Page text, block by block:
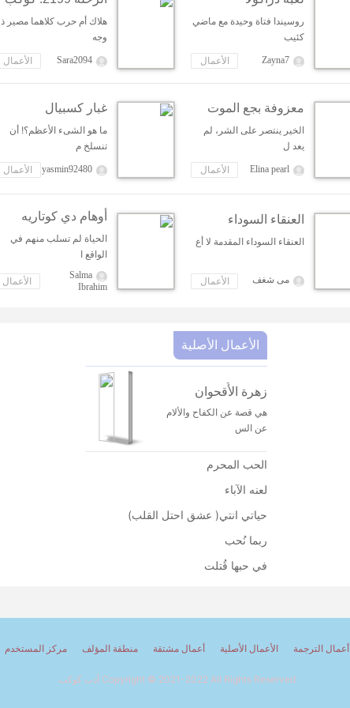
روسيندا فتاة وحيدة مع ماضي
كئيب
Zayna7
الأعمال
مقبرة الكونهلاك أم حرب كلاهما مصير
وجه
Sara2094
الأعمال
معزوفة بجع الموت
الخير ينتصر على الشر، لم
يعد ل
Elina pearl
الأعمال
غبار كسبيال
ما هو الشىء الأعظم؟! أن
تنسلخ م
yasmin92480
الأعمال
العنقاء السوداء
العنقاء السوداء المقدمة لا أع
مى شغف
الأعمال
أوهام دي كوتاريه
الحياة لم تسلب منهم في
الواقع ا
Salma
Ibrahim
الأعمال
الأعمال الأصلية
زهرة الأُقحوان
هي قصة عن الكفاح والألام
عن الس
الحب المحرم
لعنه الآباء
حياتي انتي( عشق احتل القلب)
ربما نُحب
في حبها قُتلت
أعمال الترجمة الأعمال الأصلية أعمال مشتقة منطقة المؤلف مركز المستخدم
Copyright © 2021-2022 All Rights Reserved أدب كوكب